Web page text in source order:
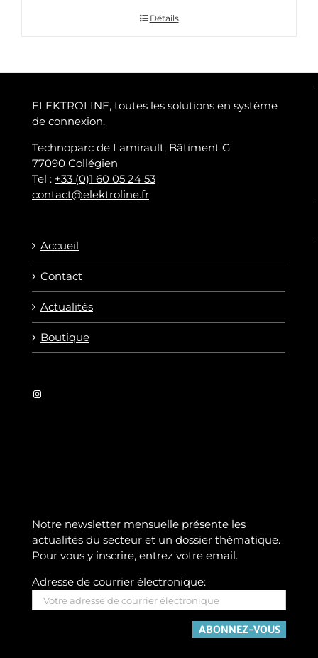
Détails
ELEKTROLINE, toutes les solutions en système
de connexion.
Technoparc de Lamirault, Bâtiment G
77090 Collégien
Tel : +33 (0)1 60 05 24 53
contact@elektroline.fr
Accueil
Contact
Actualités
Boutique
Notre newsletter mensuelle présente les
actualités du secteur et un dossier thématique.
Pour vous y inscrire, entrez votre email.
Adresse de courrier électronique: